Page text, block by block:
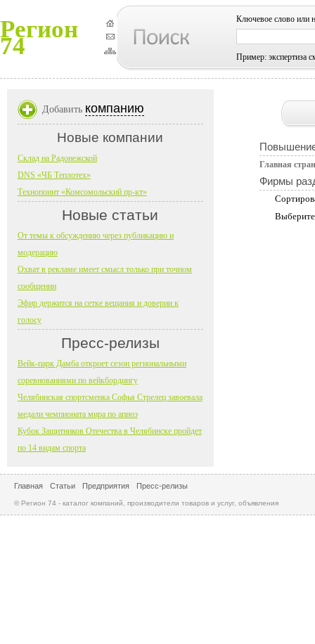
Регион
74
Ключевое слово или
Пример: экспертиза
Главная
Фирмы
Добавить компанию
Новые компании
Склад на Радонежской
DNS «ЧБ Теплотех»
Технопоинт «Комсомольский пр-кт»
Новые статьи
От темы к обсуждению через публикацию и
модерацию
Охват в рекламе имеет смысл только при точном
сообщении
Эфир держится на сетке вещания и доверии к
голосу
Пресс-релизы
Вейк-парк Дамба откроет сезон региональными
соревнованиями по вейкбордингу
Челябинская спортсменка Софья Стрелец завоевала
медали чемпионата мира по апноэ
Кубок Защитников Отечества в Челябинске пройдет
по 14 видам спорта
Главная Статьи Предприятия Пресс-релизы
© Регион 74 - каталог компаний, производители товаров и услуг, объявления